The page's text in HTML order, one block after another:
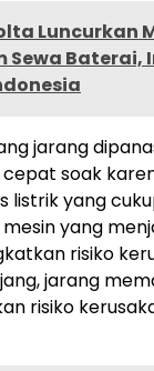
Luncurkan
Sewa Baterai,
jarang
soak
listrik yang
yang
risiko
jarang
risiko